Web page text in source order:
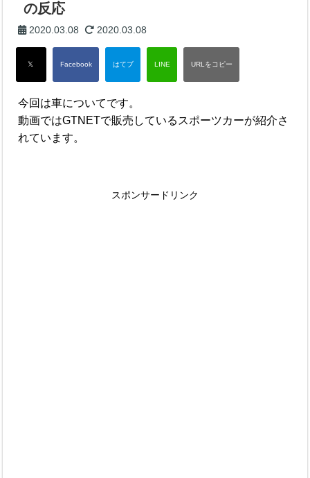
の反応
2020.03.08 2020.03.08
今回は車についてです。
動画ではGTNETで販売しているスポーツカーが紹介さ
れています。
スポンサードリンク